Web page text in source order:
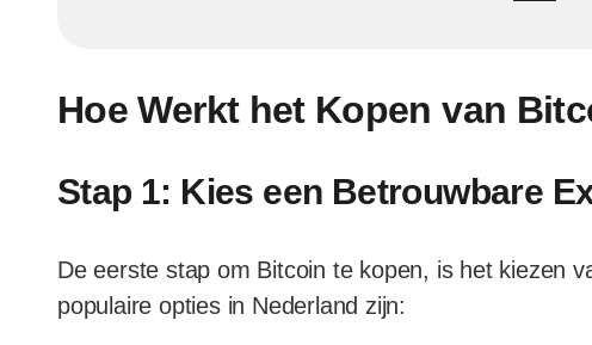
Hoe Werkt het Kopen van
Stap 1: Kies een Betrouwbare
De eerste stap om Bitcoin te kopen, is het kiezen
populaire opties in Nederland zijn: